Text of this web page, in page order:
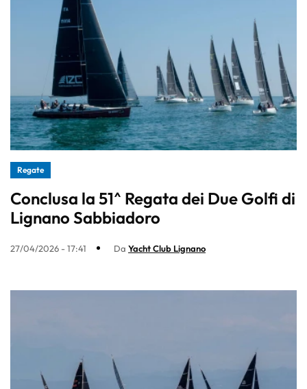
Regate
Conclusa la 51^ Regata dei Due Golfi di
Lignano Sabbiadoro
27/04/2026 - 17:41 Da Yacht Club Lignano